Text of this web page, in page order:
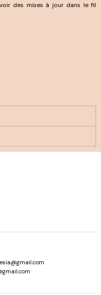
des mises à jour dans le fil